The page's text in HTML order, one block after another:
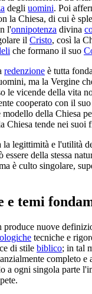
degli uomini. Poi
la Chiesa, di cui è
l'onnipotenza divina
il Cristo, così la
che formano il suo
redenzione è tutta
ma la Vergine
le vicende della vita
cooperato con il
della Chiesa
Chiesa tende nei suoi
la legittimità e l'utilità
essere della stessa
è culto singolare,
e temi
produce nuove
tecniche e
di stile biblico; in tal
completo e
a ogni singola parte